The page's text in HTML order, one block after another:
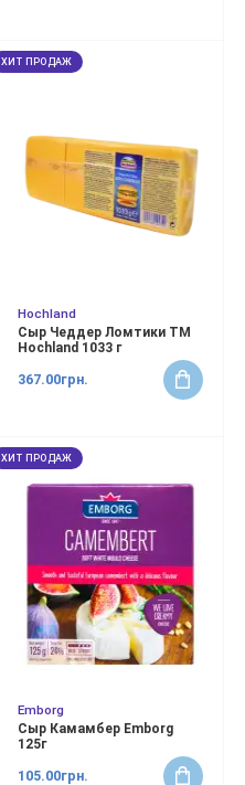
ХИТ ПРОДАЖ
Hochland
Сыр Чеддер Ломтики ТМ
Hochland 1033 г
367.00грн.
ХИТ ПРОДАЖ
Emborg
Сыр Камамбер Emborg
125г
105.00грн.